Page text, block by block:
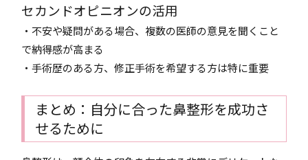
セカンドオピニオンの活用
・不安や疑問がある場合、複数の医師の意見を聞くこと
で納得感が高まる
・手術歴のある方、修正手術を希望する方は特に重要
まとめ：自分に合った鼻整形を成功さ
せるために